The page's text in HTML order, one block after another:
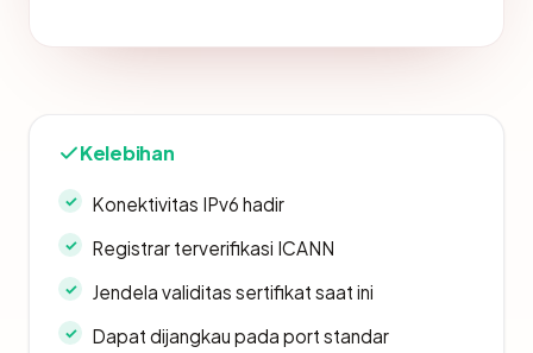
Kelebihan
Konektivitas IPv6 hadir
Registrar terverifikasi ICANN
Jendela validitas sertifikat saat ini
Dapat dijangkau pada port standar